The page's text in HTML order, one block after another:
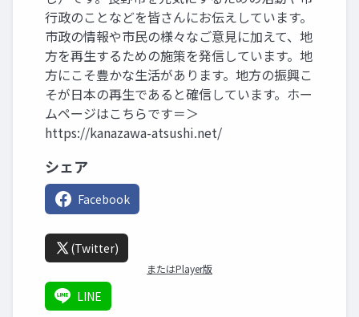
行政のことなどを皆さんにお伝えしています。
市政の情報や市民の様々なご意見に加えて、地
方を再生するための施策を発信しています。地
方にこそ豊かな生活があります。地方の振興こ
そが日本の再生であると確信しています。ホー
ムページはこちらです＝＞
https://kanazawa-atsushi.net/
シェア
Facebook
(Twitter)
またはPlayer版
LINE